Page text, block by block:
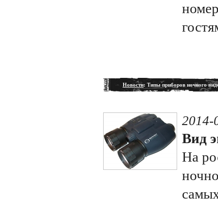
Новости: Типы приборов ночного
2014-
Вид
На